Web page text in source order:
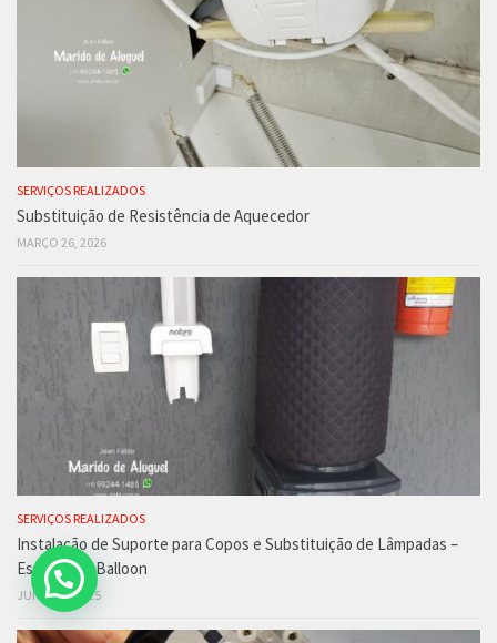
SERVIÇOS REALIZADOS
Substituição de Resistência de Aquecedor
MARÇO 26, 2026
SERVIÇOS REALIZADOS
Instalação de Suporte para Copos e Substituição de Lâmpadas –
Escola Red Balloon
JUNHO 4, 2025